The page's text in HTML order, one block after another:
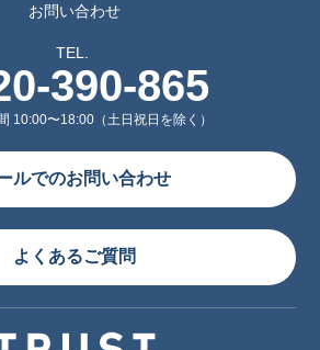
お問い合わせ
TEL.
390-865
10:00〜18:00（土日祝日を除く）
ルでのお問い合わせ
よくあるご質問